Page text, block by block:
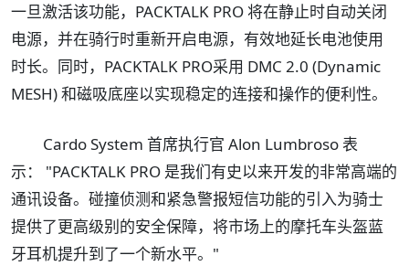
一旦激活该功能，PACKTALK PRO 将在静止时自动关闭
电源，并在骑行时重新开启电源，有效地延长电池使用
时长。同时，PACKTALK PRO采用 DMC 2.0 (Dynamic
MESH) 和磁吸底座以实现稳定的连接和操作的便利性。
Cardo System 首席执行官 Alon Lumbroso 表
示： "PACKTALK PRO 是我们有史以来开发的非常高端的
通讯设备。碰撞侦测和紧急警报短信功能的引入为骑士
提供了更高级别的安全保障，将市场上的摩托车头盔蓝
牙耳机提升到了一个新水平。"